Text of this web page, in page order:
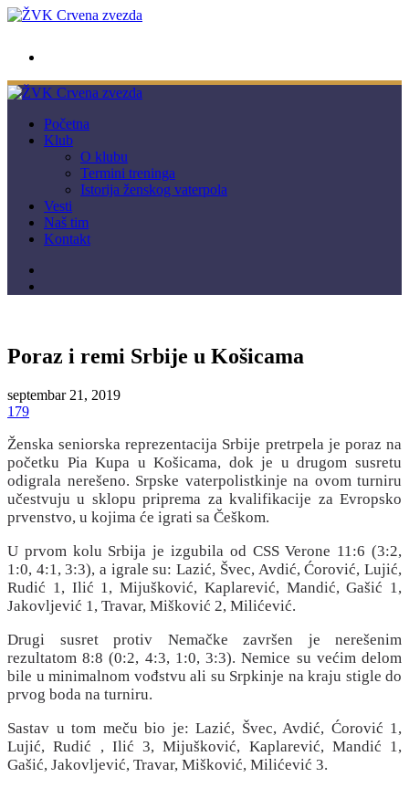
Početna
Klub
O klubu
Termini treninga
Istorija ženskog vaterpola
Vesti
Naš tim
Kontakt
Poraz i remi Srbije u Košicama
septembar 21, 2019
179
Ženska seniorska reprezentacija Srbije pretrpela je poraz na
početku Pia Kupa u Košicama, dok je u drugom susretu
odigrala nerešeno. Srpske vaterpolistkinje na ovom turniru
učestvuju u sklopu priprema za kvalifikacije za Evropsko
prvenstvo, u kojima će igrati sa Češkom.
U prvom kolu Srbija je izgubila od CSS Verone 11:6 (3:2,
1:0, 4:1, 3:3), a igrale su: Lazić, Švec, Avdić, Ćorović, Lujić,
Rudić 1, Ilić 1, Mijušković, Kaplarević, Mandić, Gašić 1,
Jakovljević 1, Travar, Mišković 2, Milićević.
Drugi susret protiv Nemačke završen je nerešenim
rezultatom 8:8 (0:2, 4:3, 1:0, 3:3). Nemice su većim delom
bile u minimalnom vođstvu ali su Srpkinje na kraju stigle do
prvog boda na turniru.
Sastav u tom meču bio je: Lazić, Švec, Avdić, Ćorović 1,
Lujić, Rudić , Ilić 3, Mijušković, Kaplarević, Mandić 1,
Gašić, Jakovljević, Travar, Mišković, Milićević 3.